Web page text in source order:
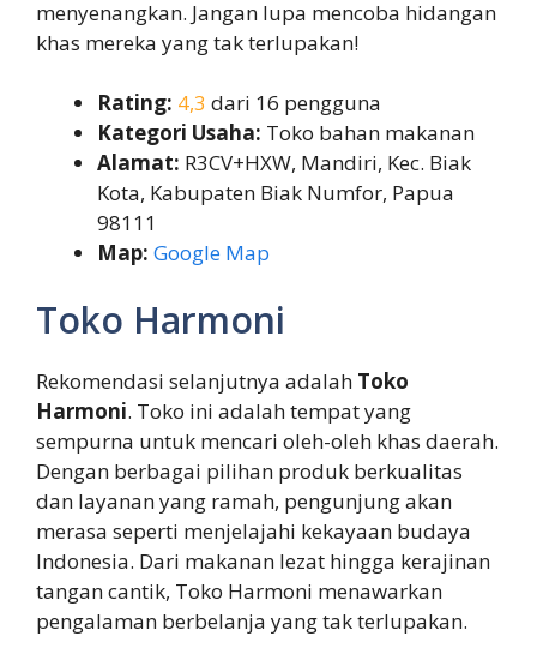
menyenangkan. Jangan lupa mencoba hidangan
khas mereka yang tak terlupakan!
Rating: 4,3 dari 16 pengguna
Kategori Usaha: Toko bahan makanan
Alamat: R3CV+HXW, Mandiri, Kec. Biak
Kota, Kabupaten Biak Numfor, Papua
98111
Map: Google Map
Toko Harmoni
Rekomendasi selanjutnya adalah Toko
Harmoni. Toko ini adalah tempat yang
sempurna untuk mencari oleh-oleh khas daerah.
Dengan berbagai pilihan produk berkualitas
dan layanan yang ramah, pengunjung akan
merasa seperti menjelajahi kekayaan budaya
Indonesia. Dari makanan lezat hingga kerajinan
tangan cantik, Toko Harmoni menawarkan
pengalaman berbelanja yang tak terlupakan.